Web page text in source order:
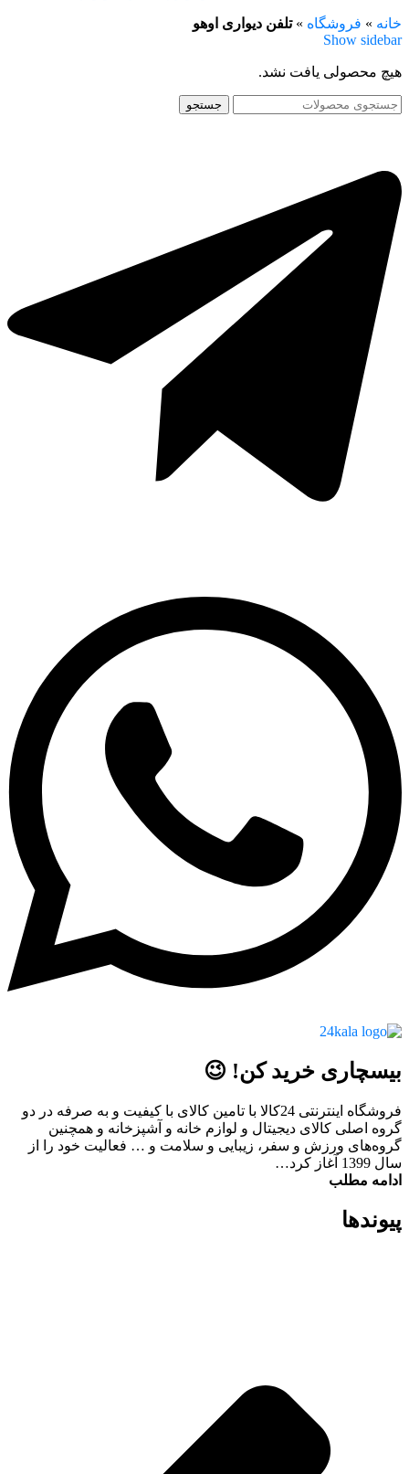
خانه » فروشگاه »تلفن دیواری اوهو
Show sidebar
هیچ محصولی یافت نشد.
جستجو
بیسچاری خرید کن! 😉
فروشگاه اینترنتی 24کالا با تامین کالای با کیفیت و به صرفه در دو
گروه اصلی کالای دیجیتال و لوازم خانه و آشپزخانه و همچنین
گروه‌های ورزش و سفر، زیبایی و سلامت و … فعالیت خود را از
سال 1399 آغاز کرد…
ادامه مطلب
پیوند‌ها